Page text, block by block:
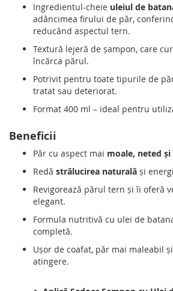
Ingredientul-cheie uleiul de
adâncimea firului de păr,
reducând aspectul tern.
Textură lejeră de șampon, care
încărca părul.
Potrivit pentru toate tipurile de
tratat sau deteriorat.
Format 400 ml – ideal pentru
Beneficii
Păr cu aspect mai moale, neted
Redă strălucirea naturală şi
Revigorează părul tern şi îi oferă
elegant.
Formula nutritivă cu ulei de
completă.
Uşor de coafat, păr mai maleabil
atingere.